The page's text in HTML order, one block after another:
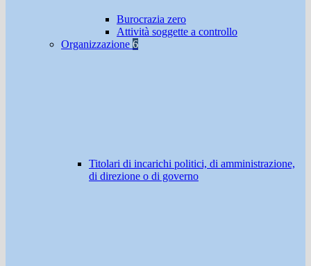
Burocrazia zero
Attività soggette a controllo
Organizzazione 6
Titolari di incarichi politici, di amministrazione,
di direzione o di governo